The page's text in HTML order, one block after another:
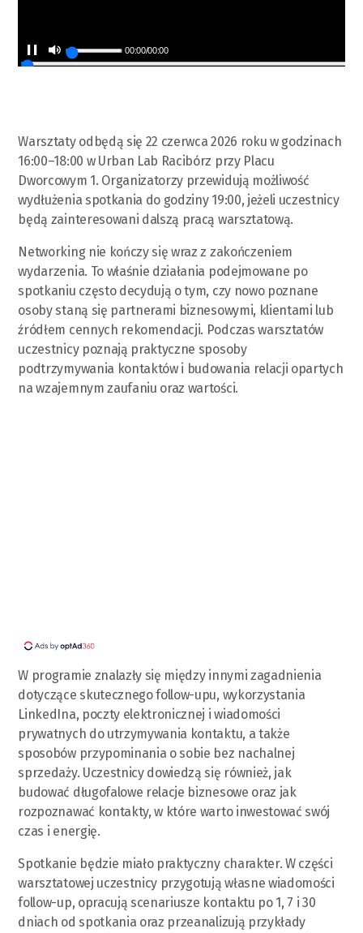
00:00/00:00
Warsztaty odbędą się 22 czerwca 2026 roku w godzinach
16:00–18:00 w Urban Lab Racibórz przy Placu
Dworcowym 1. Organizatorzy przewidują możliwość
wydłużenia spotkania do godziny 19:00, jeżeli uczestnicy
będą zainteresowani dalszą pracą warsztatową.
Networking nie kończy się wraz z zakończeniem
wydarzenia. To właśnie działania podejmowane po
spotkaniu często decydują o tym, czy nowo poznane
osoby staną się partnerami biznesowymi, klientami lub
źródłem cennych rekomendacji. Podczas warsztatów
uczestnicy poznają praktyczne sposoby
podtrzymywania kontaktów i budowania relacji opartych
na wzajemnym zaufaniu oraz wartości.
W programie znalazły się między innymi zagadnienia
dotyczące skutecznego follow-upu, wykorzystania
LinkedIna, poczty elektronicznej i wiadomości
prywatnych do utrzymywania kontaktu, a także
sposobów przypominania o sobie bez nachalnej
sprzedaży. Uczestnicy dowiedzą się również, jak
budować długofalowe relacje biznesowe oraz jak
rozpoznawać kontakty, w które warto inwestować swój
czas i energię.
Spotkanie będzie miało praktyczny charakter. W części
warsztatowej uczestnicy przygotują własne wiadomości
follow-up, opracują scenariusze kontaktu po 1, 7 i 30
dniach od spotkania oraz przeanalizują przykłady